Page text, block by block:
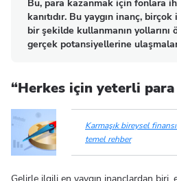
Bu, para kazanmak için fonlara
kanıtıdır. Bu yaygın inanç,
bir şekilde kullanmanın yollarını
gerçek potansiyellerine
“Herkes için yeterli
Karmaşık bireysel
temel rehber